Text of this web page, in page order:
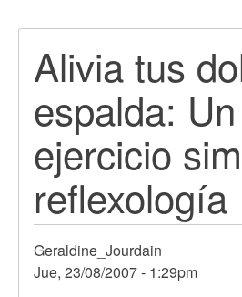
Alivia tus
espalda: Un
ejercicio
reflexología
Geraldine_Jourdain
Jue, 23/08/2007 - 1:29pm